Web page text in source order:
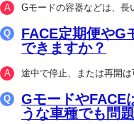
Gモードの容器などは、長
FACE定期便やG
できますか？
途中で停止、または再開
GモードやFACE
うな車種でも問